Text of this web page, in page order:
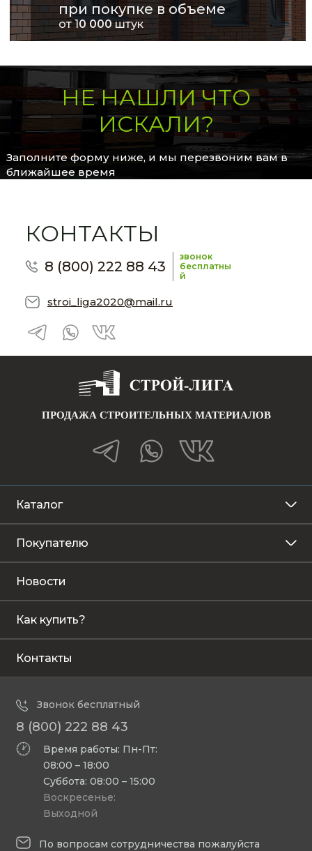
при покупке в объеме
от 10 000штук
НЕ НАШЛИ ЧТО
ИСКАЛИ?
Заполните форму ниже, и мы перезвоним вам в
ближайшее время
КОНТАКТЫ
8 (800) 222 88 43
звонок
бесплатны
й
stroi_liga2020@mail.ru
ПРОДАЖА СТРОИТЕЛЬНЫХ МАТЕРИАЛОВ
Каталог
Покупателю
Новости
Как купить?
Контакты
Звонок бесплатный
8 (800) 222 88 43
Время работы: Пн-Пт:
08:00 – 18:00
Суббота: 08:00 – 15:00
Воскресенье:
Выходной
По вопросам сотрудничества пожалуйста